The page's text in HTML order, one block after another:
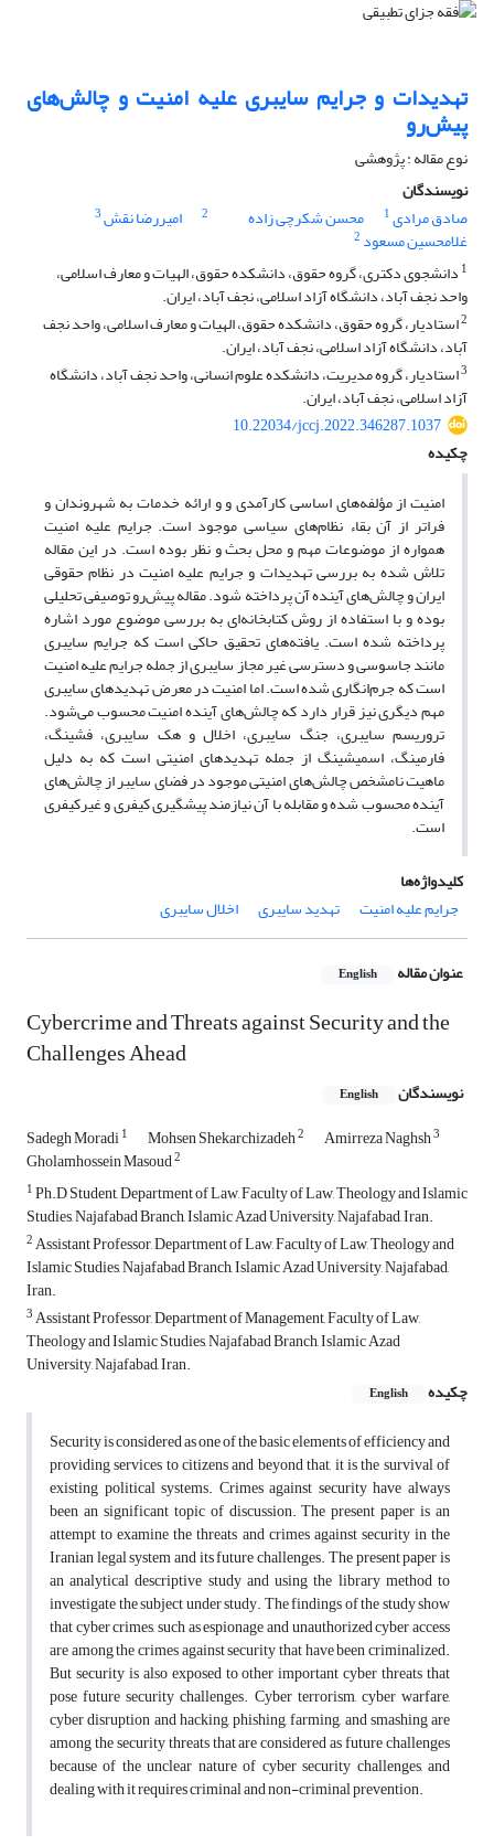
تهدیدات و جرایم سایبری علیه امنیت و چالش‌های
پیش‌رو
نوع مقاله : پژوهشی
نویسندگان
صادق مرادی1 محسن شکرچی زاده 2 امیررضا نقش3
غلامحسین مسعود 2
1 دانشجوی دکتری، گروه حقوق، دانشکده حقوق، الهیات و معارف اسلامی،
واحد نجف آباد، دانشگاه آزاد اسلامی، نجف آباد، ایران.
2استادیار، گروه حقوق، دانشکده حقوق، الهیات و معارف اسلامی، واحد نجف
آباد، دانشگاه آزاد اسلامی، نجف آباد، ایران.
3استادیار، گروه مدیریت، دانشکده علوم انسانی، واحد نجف آباد، دانشگاه
آزاد اسلامی، نجف آباد، ایران.
10.22034/jccj.2022.346287.1037
چکیده
امنیت از مؤلفه‌های اساسی کارآمدی و و ارائه خدمات به شهروندان و
فراتر از آن بقاء نظام‌های سیاسی موجود است. جرایم علیه امنیت
همواره از موضوعات مهم و محل بحث و نظر بوده است. در این مقاله
تلاش شده به بررسی تهدیدات و جرایم علیه امنیت در نظام حقوقی
ایران و چالش‌های آینده آن پرداخته شود. مقاله پیش‌رو توصیفی تحلیلی
بوده و با استفاده از روش کتابخانه‌ای به بررسی موضوع مورد اشاره
پرداخته شده است. یافته‌های تحقیق حاکی است که جرایم سایبری
مانند جاسوسی و دسترسی غیر مجاز سایبری از جمله جرایم علیه امنیت
است که جرم‌انگاری شده است. اما امنیت در معرض تهدیدهای سایبری
مهم دیگری نیز قرار دارد که چالش‌های آینده امنیت محسوب می‌شود.
تروریسم سایبری، جنگ سایبری، اخلال و هک سایبری، فشینگ،
فارمینگ، اسمیشینگ از جمله تهدیدهای امنیتی است که به دلیل
ماهیت نامشخص چالش‌های امنیتی موجود در فضای سایبر از چالش‌های
آینده محسوب شده و مقابله با آن نیازمند پیشگیری کیفری و غیرکیفری
است.
کلیدواژه‌ها
جرایم علیه امنیت
تهدید سایبری اخلال سایبری
عنوان مقاله English
Cybercrime and Threats against Security and the
Challenges Ahead
نویسندگان English
Sadegh Moradi1 Mohsen Shekarchizadeh2 Amirreza Naghsh3
Gholamhossein Masoud2
1Ph.D Student, Department of Law, Faculty of Law, Theology and Islamic
Studies, Najafabad Branch, Islamic Azad University, Najafabad, Iran.
2Assistant Professor, Department of Law, Faculty of Law, Theology and
Islamic Studies, Najafabad Branch, Islamic Azad University, Najafabad,
Iran.
3Assistant Professor, Department of Management, Faculty of Law,
Theology and Islamic Studies, Najafabad Branch, Islamic Azad
University, Najafabad, Iran.
چکیده
English
Security is considered as one of the basic elements of efficiency and
providing services to citizens and beyond that, it is the survival of
existing political systems. Crimes against security have always
been an significant topic of discussion. The present paper is an
attempt to examine the threats and crimes against security in the
Iranian legal system and its future challenges. The present paper is
an analytical descriptive study and using the library method to
investigate the subject under study. The findings of the study show
that cyber crimes, such as espionage and unauthorized cyber access
are among the crimes against security that have been criminalized.
But security is also exposed to other important cyber threats that
pose future security challenges. Cyber terrorism, cyber warfare,
cyber disruption and hacking, phishing, farming, and smashing are
among the security threats that are considered as future challenges
because of the unclear nature of cyber security challenges, and
dealing with it requires criminal and non-criminal prevention.